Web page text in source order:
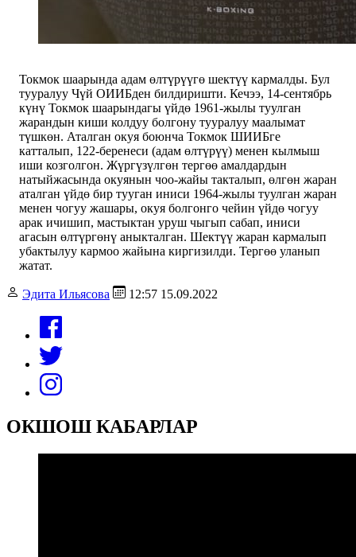
Токмок шаарында адам өлтүрүүгө шектүү кармалды. Бул
тууралуу Чүй ОИИБден билдиришти. Кечээ, 14-сентябрь
күнү Токмок шаарындагы үйдө 1961-жылы туулган
жарандын киши колдуу болгону тууралуу маалымат
түшкөн. Аталган окуя боюнча Токмок ШИИБге
катталып, 122-беренеси (адам өлтүрүү) менен кылмыш
иши козголгон. Жүргүзүлгөн тергөө амалдардын
натыйжасында окуянын чоо-жайы такталып, өлгөн жаран
аталган үйдө бир тууган иниси 1964-жылы туулган жаран
менен чогуу жашары, окуя болгонго чейин үйдө чогуу
арак ичишип, мастыктан уруш чыгып сабап, иниси
агасын өлтүргөнү аныкталган. Шектүү жаран кармалып
убактылуу кармоо жайына киргизилди. Тергөө уланып
жатат.
Эдита Ильясова 12:57 15.09.2022
ОКШОШ КАБАРЛАР